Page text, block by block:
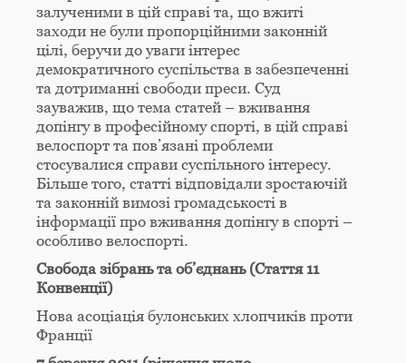
залученими в цій справі та, що вжиті
заходи не були пропорційними законній
цілі, беручи до уваги інтерес
демократичного суспільства в забезпеченні
та дотриманні свободи преси. Суд
зауважив, що тема статей – вживання
допінгу в професійному спорті, в цій справі
велоспорт та пов’язані проблеми
стосувалися справи суспільного інтересу.
Більше того, статті відповідали зростаючій
та законній вимозі громадськості в
інформації про вживання допінгу в спорті –
особливо велоспорті.
Свобода зібрань та об’єднань (Стаття 11
Конвенції)
Нова асоціація булонських хлопчиків проти
Франції